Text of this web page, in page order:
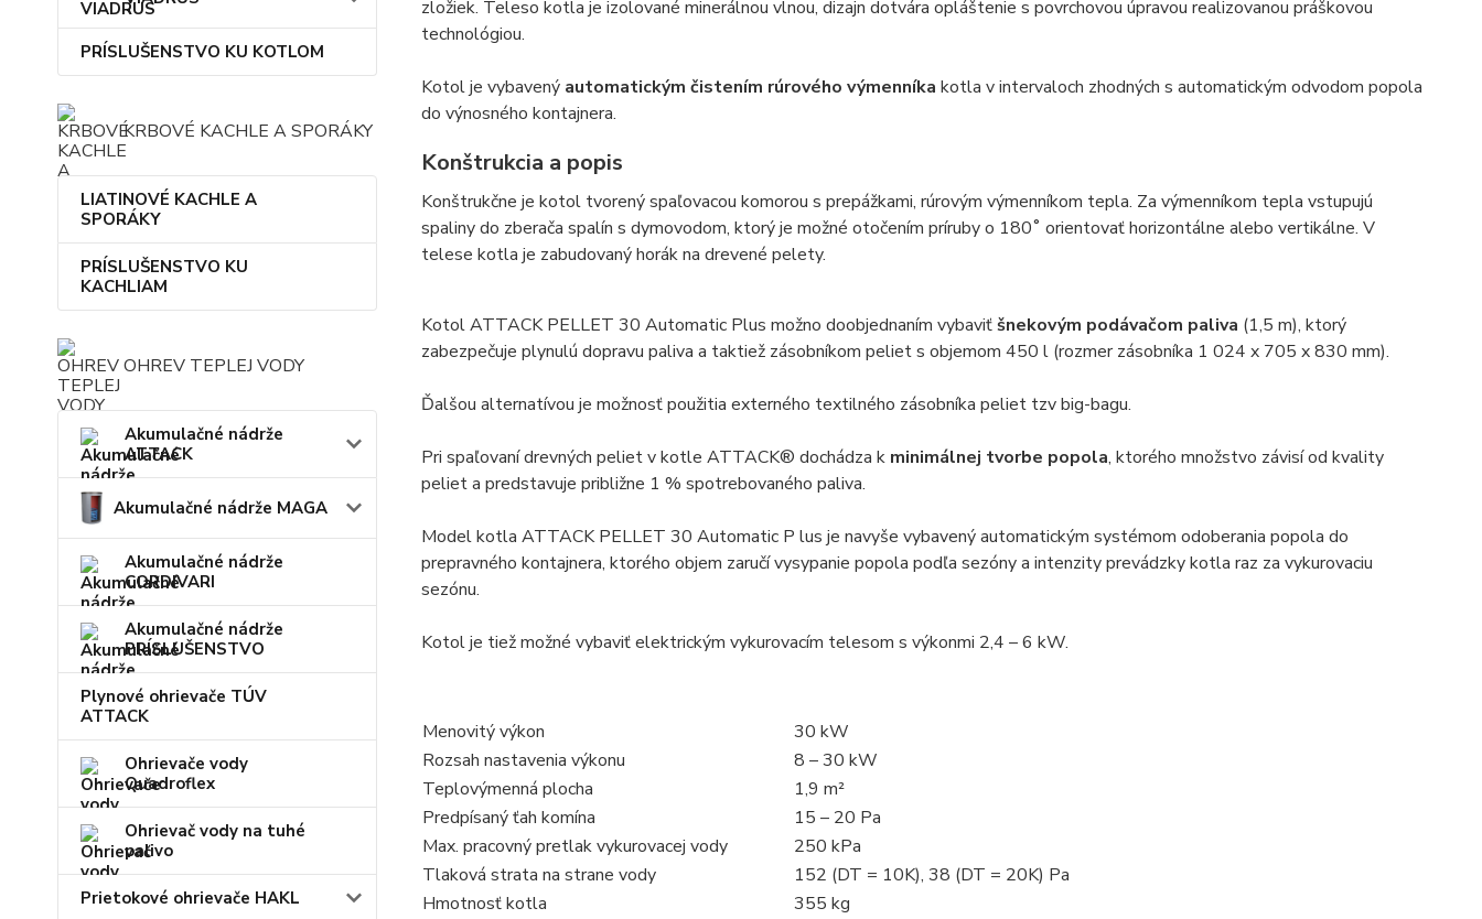
PRÍSLUŠENSTVO KU KOTLOM
KRBOVÉ KACHLE A SPORÁKY
LIATINOVÉ KACHLE A
SPORÁKY
PRÍSLUŠENSTVO KU
KACHLIAM
OHREV TEPLEJ VODY
Akumulačné nádrže
ATTACK
Akumulačné nádrže MAGA
Akumulačné nádrže
CORDIVARI
Akumulačné nádrže
PRÍSLUŠENSTVO
Plynové ohrievače TÚV
ATTACK
Ohrievače vody
Quadroflex
Ohrievač vody na tuhé
palivo
Prietokové ohrievače HAKL
zložiek. Teleso kotla je izolované minerálnou vlnou, dizajn dotvára opláštenie s povrchovou úpravou realizovanou práškovou
technológiou.
Kotol je vybavený automatickým čistením rúrového výmenníka kotla v intervaloch zhodných s automatickým odvodom popola
do výnosného kontajnera.
Konštrukcia a popis
Konštrukčne je kotol tvorený spaľovacou komorou s prepážkami, rúrovým výmenníkom tepla. Za výmenníkom tepla vstupujú
spaliny do zberača spalín s dymovodom, ktorý je možné otočením príruby o 180˚ orientovať horizontálne alebo vertikálne. V
telese kotla je zabudovaný horák na drevené pelety.
Kotol ATTACK PELLET 30 Automatic Plus možno doobjednaním vybaviťšnekovým podávačom paliva (1,5 m), ktorý
zabezpečuje plynulú dopravu paliva a taktiež zásobníkom peliet s objemom 450 l (rozmer zásobníka 1 024 x 705 x 830 mm).
Ďalšou alternatívou je možnosť použitia externého textilného zásobníka peliet tzv big-bagu.
Pri spaľovaní drevných peliet v kotle ATTACK® dochádza k minimálnej tvorbe popola, ktorého množstvo závisí od kvality
peliet a predstavuje približne 1 % spotrebovaného paliva.
Model kotla ATTACK PELLET 30 Automatic P lus je navyše vybavený automatickým systémom odoberania popola do
prepravného kontajnera, ktorého objem zaručí vysypanie popola podľa sezóny a intenzity prevádzky kotla raz za vykurovaciu
sezónu.
Kotol je tiež možné vybaviť elektrickým vykurovacím telesom s výkonmi 2,4 – 6 kW.
Menovitý výkon
30 kW
Rozsah nastavenia výkonu
8 – 30 kW
Teplovýmenná plocha
1,9 m²
Predpísaný ťah komína
15 – 20 Pa
Max. pracovný pretlak vykurovacej vody
250 kPa
Tlaková strata na strane vody
152 (DT = 10K), 38 (DT = 20K) Pa
Hmotnosť kotla
355 kg